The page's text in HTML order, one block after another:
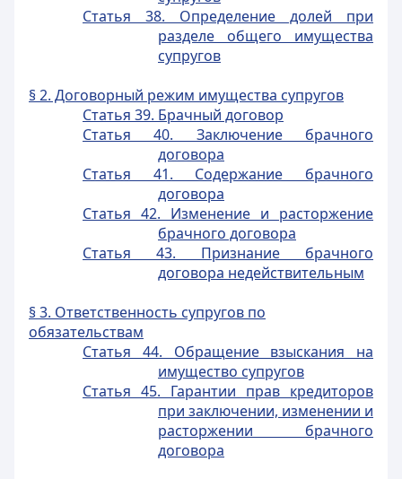
Статья 38. Определение долей при
разделе общего имущества
супругов
§ 2. Договорный режим имущества супругов
Статья 39. Брачный договор
Статья 40. Заключение брачного
договора
Статья 41. Содержание брачного
договора
Статья 42. Изменение и расторжение
брачного договора
Статья 43. Признание брачного
договора недействительным
§ 3. Ответственность супругов по
обязательствам
Статья 44. Обращение взыскания на
имущество супругов
Статья 45. Гарантии прав кредиторов
при заключении, изменении и
расторжении брачного
договора